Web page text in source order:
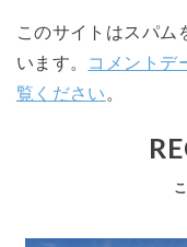
このサイトはスパム
います。 コメントデ
覧ください。